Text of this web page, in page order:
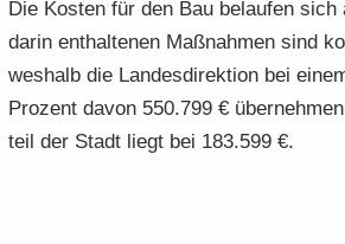
Die Kos­ten für den Bau be­lau­fen sich
darin ent­hal­te­nen Maß­nah­men sind
wes­halb die Lan­des­di­rek­ti­on bei
Pro­zent davon 550.799 €
teil der Stadt liegt bei 183.599 €.